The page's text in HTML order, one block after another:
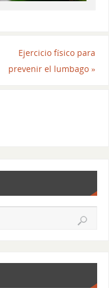
Ejercicio físico para
prevenir el lumbago»